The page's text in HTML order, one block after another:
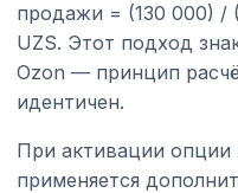
продажи = (130 000) /
UZS. Этот подход
Ozon — принцип
идентичен.
При активации опции
применяется